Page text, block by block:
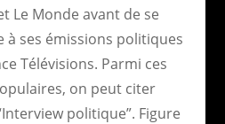
Le Monde avant de se
à ses émissions politiques
Télévisions. Parmi ces
on peut citer
politique”. Figure